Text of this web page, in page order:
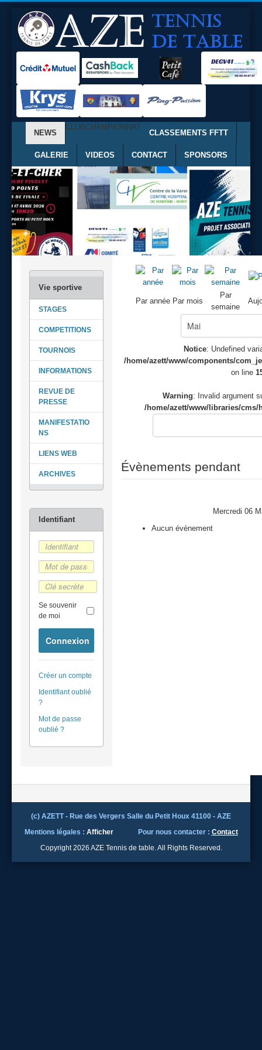
NEWS
CLUBCHAMPIONNAT
CLASSEMENTS FFTT
GALERIE VIDEOS CONTACT SPONSORS
Se souvenir
de moi
Connexion
Créer un compte
Identifiant oublié
?
Mot de passe
oublié ?
STAGES
COMPETITIONS
TOURNOIS
INFORMATIONS
REVUE DE
PRESSE
MANIFESTATIO
NS
LIENS WEB
ARCHIVES
Par année Par mois
Par
semaine
Notice: Undefined
/home/azett/www/components/
on line
Warning: Invalid argument
/home/azett/www/libraries/cms/
Évènements pendant
Mercredi 06
Aucun évènement
(c) AZETT - Rue des Vergers Salle du Petit Houx 41100 - AZE
Mentions légales : Afficher Pour nous contacter : Contact
Copyright 2026 AZE Tennis de table. All Rights Reserved.